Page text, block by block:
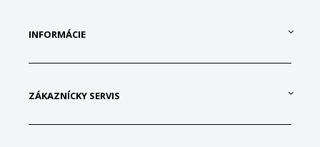
INFORMÁCIE
ZÁKAZNÍCKY SERVIS